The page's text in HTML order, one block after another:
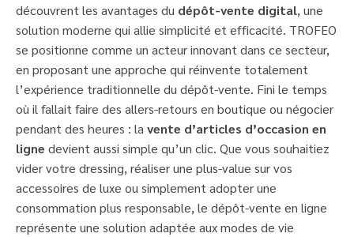
découvrent les avantages du dépôt-vente digital, une
solution moderne qui allie simplicité et efficacité. TROFEO
se positionne comme un acteur innovant dans ce secteur,
en proposant une approche qui réinvente totalement
l’expérience traditionnelle du dépôt-vente. Fini le temps
où il fallait faire des allers-retours en boutique ou négocier
pendant des heures : la vente d’articles d’occasion en
ligne devient aussi simple qu’un clic. Que vous souhaitiez
vider votre dressing, réaliser une plus-value sur vos
accessoires de luxe ou simplement adopter une
consommation plus responsable, le dépôt-vente en ligne
représente une solution adaptée aux modes de vie